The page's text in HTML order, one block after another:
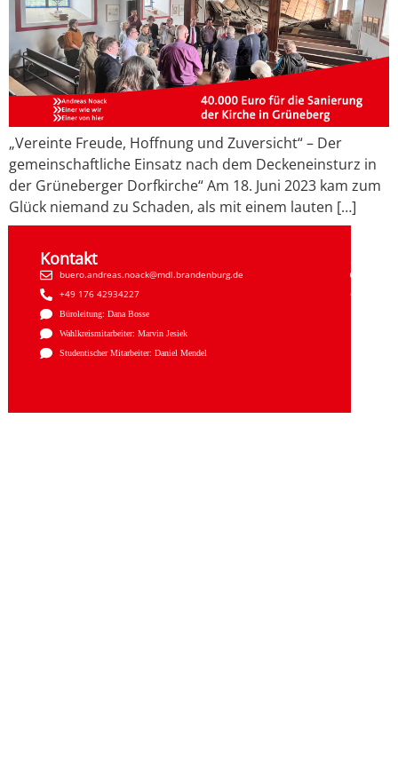
„Vereinte Freude, Hoffnung und Zuversicht“ – Der
gemeinschaftliche Einsatz nach dem Deckeneinsturz in
der Grüneberger Dorfkirche“ Am 18. Juni 2023 kam zum
Glück niemand zu Schaden, als mit einem lauten […]
Kontakt
buero.andreas.noack@mdl.brandenburg.de
+49 176 42934227
Büroleitung: Dana Bosse
Wahlkreismitarbeiter: Marvin Jesiek
Studentischer Mitarbeiter: Daniel Mendel